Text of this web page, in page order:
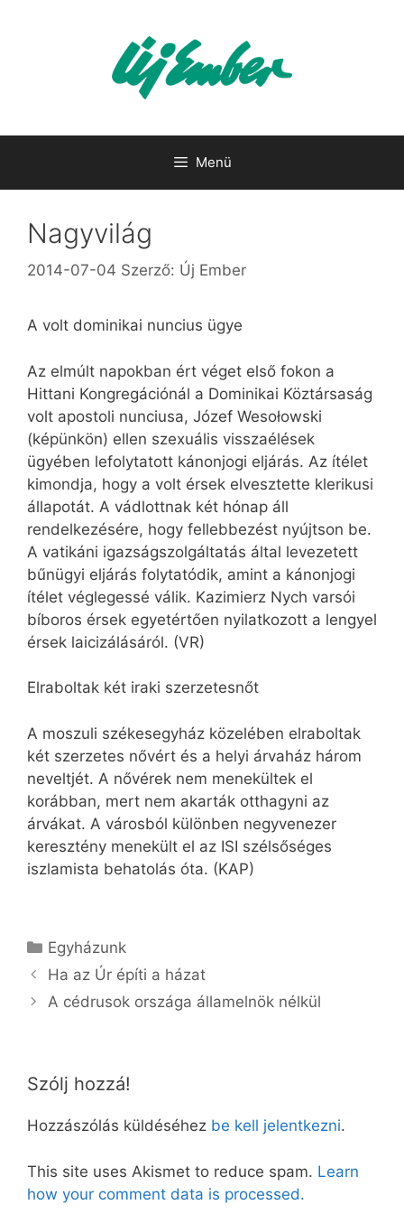
Menü
Nagyvilág
2014-07-04 Szerző: Új Ember
A volt dominikai nuncius ügye
Az elmúlt napokban ért véget első fokon a
Hittani Kongregációnál a Dominikai Köztársaság
volt apostoli nunciusa, Józef Wesołowski
(képünkön) ellen szexuális visszaélések
ügyében lefolytatott kánonjogi eljárás. Az ítélet
kimondja, hogy a volt érsek elvesztette klerikusi
állapotát. A vádlottnak két hónap áll
rendelkezésére, hogy fellebbezést nyújtson be.
A vatikáni igazságszolgáltatás által levezetett
bűnügyi eljárás folytatódik, amint a kánonjogi
ítélet véglegessé válik. Kazimierz Nych varsói
bíboros érsek egyetértően nyilatkozott a lengyel
érsek laicizálásáról. (VR)
Elraboltak két iraki szerzetesnőt
A moszuli székesegyház közelében elraboltak
két szerzetes nővért és a helyi árvaház három
neveltjét. A nővérek nem menekültek el
korábban, mert nem akarták otthagyni az
árvákat. A városból különben negyvenezer
keresztény menekült el az ISI szélsőséges
iszlamista behatolás óta. (KAP)
Kategória
Egyházunk
Ha az Úr építi a házat
A cédrusok országa államelnök nélkül
Szólj hozzá!
Hozzászólás küldéséhez be kell jelentkezni.
This site uses Akismet to reduce spam. Learn
how your comment data is processed.